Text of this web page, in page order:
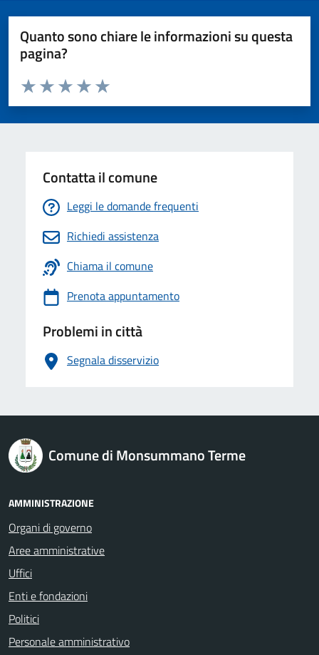
Quanto sono chiare le informazioni su questa
pagina?
Valuta da 1 a 5 stelle la pagina
Valuta 5 stelle su 5
Valuta 4 stelle su 5
Valuta 3 stelle su 5
Valuta 2 stelle su 5
Valuta 1 stelle su 5
Contatta il comune
Leggi le domande frequenti
Richiedi assistenza
Chiama il comune
Prenota appuntamento
Problemi in città
Segnala disservizio
logo Unione Europea
Comune di Monsummano Terme
AMMINISTRAZIONE
Organi di governo
Aree amministrative
Uffici
Enti e fondazioni
Politici
Personale amministrativo